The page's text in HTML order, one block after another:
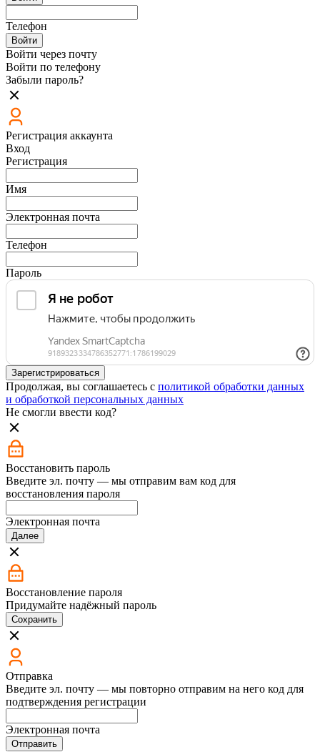
Телефон
Войти
Войти через почту
Войти по телефону
Забыли пароль?
Регистрация аккаунта
Вход
Регистрация
Имя
Электронная почта
Телефон
Пароль
Зарегистрироваться
Продолжая, вы соглашаетесь с политикой обработки данных
и обработкой персональных данных
Не смогли ввести код?
Восстановить пароль
Введите эл. почту — мы отправим вам код для
восстановления пароля
Электронная почта
Далее
Восстановление пароля
Придумайте надёжный пароль
Сохранить
Отправка
Введите эл. почту — мы повторно отправим на него код для
подтверждения регистрации
Электронная почта
Отправить